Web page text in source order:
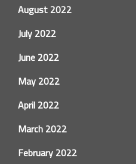
August 2022
July 2022
June 2022
May 2022
April 2022
March 2022
February 2022